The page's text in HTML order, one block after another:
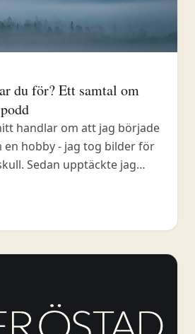
du för? Ett samtal om
handlar om att jag började
hobby - jag tog bilder för
Sedan upptäckte jag
mig på fotoforum där
med likasinnade. Sociala
frustrerande.